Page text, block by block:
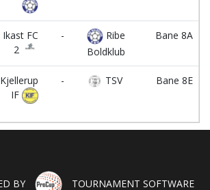
Ikast FC
2
-
Ribe
Boldklub
Bane 8A
Kjellerup
IF
- TSV Bane 8E
BY TOURNAMENT SOFTWARE